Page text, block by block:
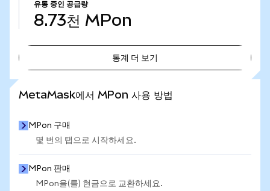
유통 중인 공급량
8.73천 MPon
통계 더 보기
MetaMask에서 MPon 사용 방법
MPon 구매
몇 번의 탭으로 시작하세요.
MPon 판매
MPon을(를) 현금으로 교환하세요.